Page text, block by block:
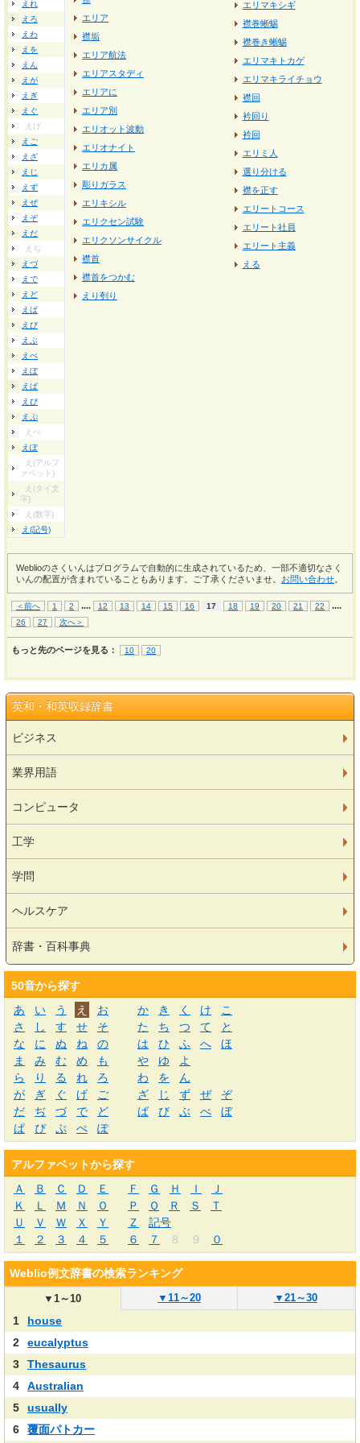
えれ
えろ
えわ
えを
えん
えが
えぎ
えぐ
えげ
えご
えざ
えじ
えず
えぜ
えぞ
えだ
えぢ
えづ
えで
えど
えば
えび
えぶ
えべ
えぼ
えぱ
えぴ
えぷ
えぺ
えぽ
え(アルフ
ァベット)
え(タイ文
字)
え(数字)
え(記号)
エリア
襟垢
エリア航法
エリアスタディ
エリアに
エリア別
エリオット波動
エリオナイト
エリカ属
彫りガラス
エリキシル
エリクセン試験
エリクソンサイクル
襟首
襟首をつかむ
えり刳り
エリマキシギ
襟巻蜥蜴
襟巻き蜥蜴
エリマキトカゲ
エリマキライチョウ
襟回
衿回り
衿回
エリミ人
選り分ける
襟を正す
エリートコース
エリート社員
エリート主義
える
Weblioのさくいんはプログラムで自動的に生成されているため、一部不適切なさく
いんの配置が含まれていることもあります。ご了承くださいませ。 お問い合わせ
＜前へ 1 2 .... 12 13 14 15 16 17 18 19 20 21 22 ....
26 27 次へ＞
もっと先のページを見る： 10 20
英和・和英収録辞書
ビジネス
業界用語
コンピュータ
工学
学問
ヘルスケア
辞書・百科事典
50音から探す
あ
い う え お か き く け
こ
さ
し す せ そ た ち つ て
と
な
に ぬ ね の は ひ ふ へ
ほ
ま
み む め も や ゆ
よ
ら
り る れ ろ わ を
ん
が
ぎ ぐ げ ご ざ じ ず ぜ
ぞ
だ
ぢ づ で ど ば び ぶ べ
ぼ
ぱ
ぴ ぷ ぺ ぽ
アルファベットから探す
Ａ
Ｂ Ｃ Ｄ Ｅ Ｆ Ｇ Ｈ Ｉ
Ｊ
Ｋ
Ｌ Ｍ Ｎ Ｏ Ｐ Ｑ Ｒ Ｓ
Ｔ
Ｕ
Ｖ Ｗ Ｘ Ｙ Ｚ
記号
１
２ ３ ４ ５ ６ ７ ８ ９ ０
Weblio例文辞書の検索ランキング
▼1～10 ▼ 11～20 ▼ 21～30
1
house
2
eucalyptus
3
Thesaurus
4
Australian
5
usually
6
覆面パトカー